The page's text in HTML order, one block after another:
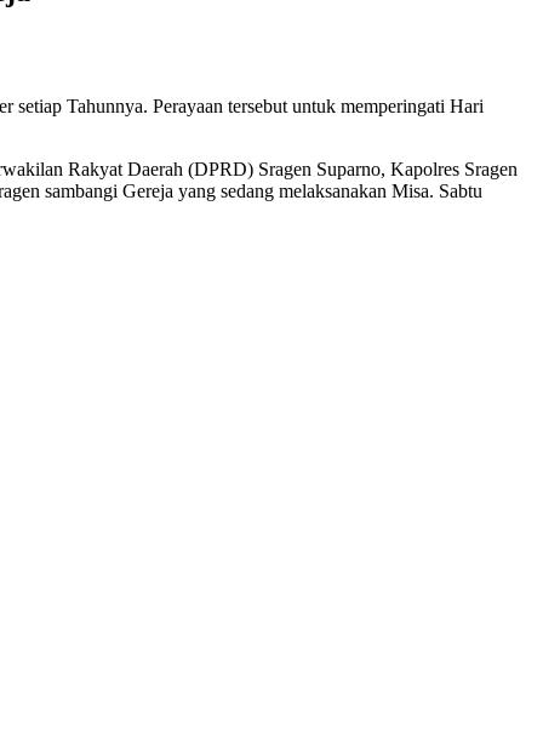
Tahunnya. Perayaan tersebut untuk memperingati Hari
Rakyat Daerah (DPRD) Sragen Suparno, Kapolres Sragen
sambangi Gereja yang sedang melaksanakan Misa. Sabtu